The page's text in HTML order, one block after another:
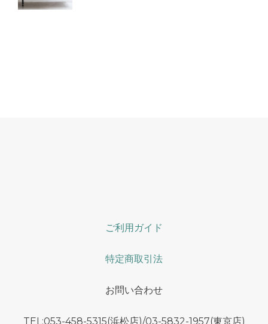
ご利用ガイド
特定商取引法
お問い合わせ
TEL:053-458-5315(浜松店)/03-5832-1957(東京店)